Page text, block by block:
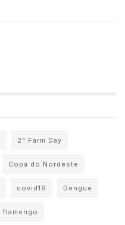
2° Farm Day
Copa do Nordeste
covid19 Dengue
flamengo